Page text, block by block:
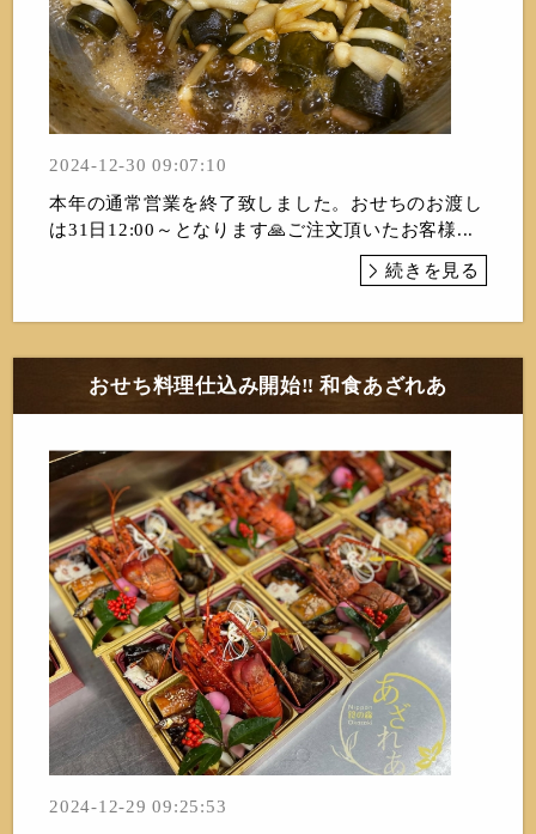
2024-12-30 09:07:10
本年の通常営業を終了致しました。おせちのお渡し
は31日12:00～となります🙏ご注文頂いたお客様...
続きを見る
おせち料理仕込み開始‼️ 和食あざれあ
2024-12-29 09:25:53